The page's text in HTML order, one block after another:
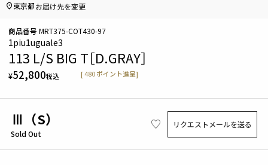
1piu1uguale3
113 L/S BIG T［D.GRAY］
¥52,800税込 [480 ポイント進呈]
商品番号 MRT375-COT430-97
Ⅲ（S）
Sold Out
リクエストメールを送る
東京都お届け先を変更